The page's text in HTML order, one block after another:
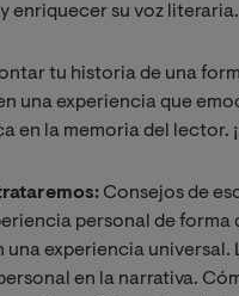
enriquecer su voz literaria.
tu historia de una
una experiencia que
en la memoria del lector.
Consejos de
personal de forma
una experiencia universal.
en la narrativa.